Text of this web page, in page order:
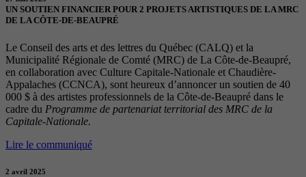
UN SOUTIEN FINANCIER POUR 2 PROJETS ARTISTIQUES DE LA MRC
DE LA CÔTE-DE-BEAUPRÉ
Le Conseil des arts et des lettres du Québec (CALQ) et la
Municipalité Régionale de Comté (MRC) de La Côte-de-Beaupré,
en collaboration avec Culture Capitale-Nationale et Chaudière-
Appalaches (CCNCA), sont heureux d’annoncer un soutien de 40
000 $ à des artistes professionnels de la Côte-de-Beaupré dans le
cadre du Programme de partenariat territorial des MRC de la
Capitale-Nationale.
Lire le communiqué
2 avril 2025